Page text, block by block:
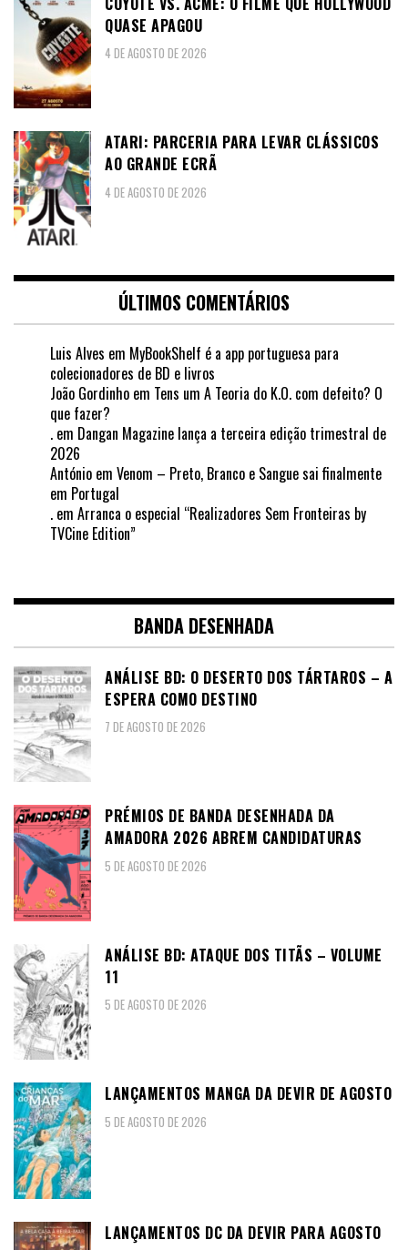
QUASE APAGOU
4 DE AGOSTO DE 2026
ATARI: PARCERIA PARA LEVAR CLÁSSICOS
AO GRANDE ECRÃ
4 DE AGOSTO DE 2026
ÚLTIMOS COMENTÁRIOS
Luis Alves em MyBookShelf é a app portuguesa para
colecionadores de BD e livros
João Gordinho em Tens um A Teoria do K.O. com defeito? O
que fazer?
. em Dangan Magazine lança a terceira edição trimestral de
2026
António em Venom – Preto, Branco e Sangue sai finalmente
em Portugal
. em Arranca o especial “Realizadores Sem Fronteiras by
TVCine Edition”
BANDA DESENHADA
ANÁLISE BD: O DESERTO DOS TÁRTAROS – A
ESPERA COMO DESTINO
7 DE AGOSTO DE 2026
PRÉMIOS DE BANDA DESENHADA DA
AMADORA 2026 ABREM CANDIDATURAS
5 DE AGOSTO DE 2026
ANÁLISE BD: ATAQUE DOS TITÃS – VOLUME
11
5 DE AGOSTO DE 2026
LANÇAMENTOS MANGA DA DEVIR DE AGOSTO
5 DE AGOSTO DE 2026
LANÇAMENTOS DC DA DEVIR PARA AGOSTO